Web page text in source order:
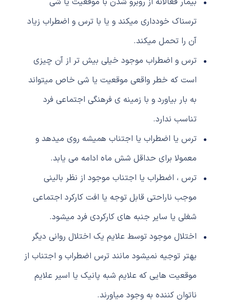
ترسناک خودداری میکند و یا با ترس و اضطراب زیاد
آن را تحمل میکند.
ترس و اضطراب موجود خیلی بیش تر از آن چیزی
است که خطر واقعی موقعیت یا شی خاص میتواند
به بار بیاورد و با زمینه ی فرهنگی اجتماعی فرد
تناسب ندارد.
ترس یا اضطراب یا اجتناب همیشه روی میدهد و
معمولا برای حداقل شش ماه ادامه می یابد.
ترس ، اضطراب یا اجتناب موجود از نظر بالینی
موجب ناراحتی قابل توجه یا افت کارکرد اجتماعی
شغلی یا سایر جنبه های کارکردی فرد میشود.
اختلال موجود توسط علایم یک اختلال روانی دیگر
بهتر توجیه نمیشود مانند ترس اضطراب و اجتناب از
موقعیت هایی که علایم شبه پانیک یا اسیر علایم
ناتوان کننده به وجود میاورند.